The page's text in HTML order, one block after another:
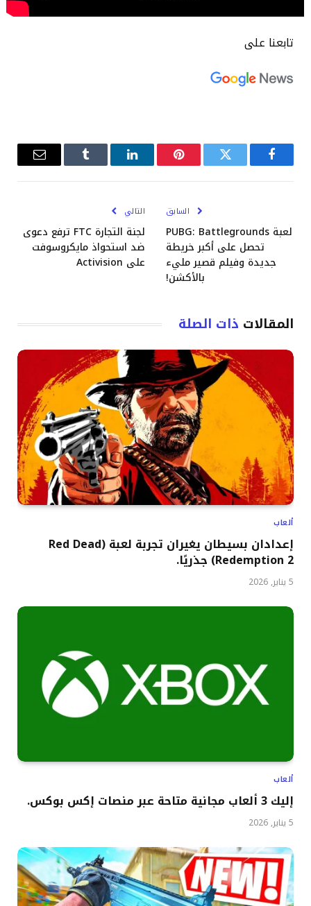
تابعنا على
فيسبوكتويتر بينتيريستلينكدإن Tumblrالبريد
السابق
لعبة PUBG: Battlegrounds
تحصل على أكبر خريطة
جديدة وفيلم قصير مليء
بالأكشن!
التالي
لجنة التجارة FTC ترفع دعوى
ضد استحواذ مايكروسوفت
على Activision
المقالات ذات الصلة
ألعاب
إعدادان بسيطان يغيران تجربة لعبة (Red Dead
Redemption 2) جذريًا.
5 يناير, 2026
ألعاب
إليك 3 ألعاب مجانية متاحة عبر منصات إكس بوكس.
5 يناير, 2026